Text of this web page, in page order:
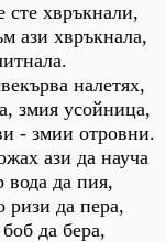
сте хвръкнали,
ази хвръкнала,
налетях,
змия усойница,
- змии отровни.
ази да науча
вода да пия,
ризи да пера,
да бера,